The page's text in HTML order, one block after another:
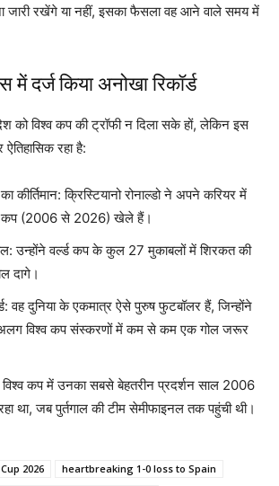
रखेंगे या नहीं, इसका फैसला वह आने वाले समय में
में दर्ज किया अनोखा रिकॉर्ड
को विश्व कप की ट्रॉफी न दिला सके हों, लेकिन इस
रहा है:
कीर्तिमान: क्रिस्टियानो रोनाल्डो ने अपने करियर में
कप (2006 से 2026) खेले हैं।
उन्होंने वर्ल्ड कप के कुल 27 मुकाबलों में शिरकत की
दागे।
वह दुनिया के एकमात्र ऐसे पुरुष फुटबॉलर हैं, जिन्होंने
विश्व कप संस्करणों में कम से कम एक गोल जरूर
विश्व कप में उनका सबसे बेहतरीन प्रदर्शन साल 2006
था, जब पुर्तगाल की टीम सेमीफाइनल तक पहुंची थी।
2026
heartbreaking 1-0 loss to Spain